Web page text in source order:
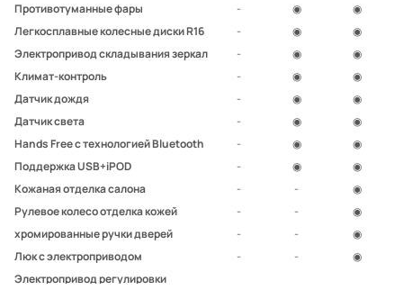
Противотуманные фары - ◉
◉
Легкосплавные колесные диски R16
- ◉
◉
Электропривод складывания зеркал
- ◉
◉
Климат-контроль
- ◉
◉
Датчик дождя
- ◉
◉
Датчик света
- ◉
◉
Hands Free с технологией Bluetooth
- ◉
◉
Поддержка USB+iPOD
- ◉
◉
Кожаная отделка салона
- -
◉
Рулевое колесо отделка кожей
- -
◉
хромированные ручки дверей
- -
◉
Люк с электроприводом
- -
◉
Электропривод регулировки